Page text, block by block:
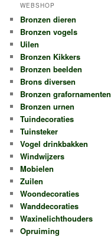
WEBSHOP
Bronzen dieren
Bronzen vogels
Uilen
Bronzen Kikkers
Bronzen beelden
Brons diversen
Bronzen grafornamenten
Bronzen urnen
Tuindecoraties
Tuinsteker
Vogel drinkbakken
Windwijzers
Mobielen
Zuilen
Woondecoraties
Wanddecoraties
Waxinelichthouders
Opruiming